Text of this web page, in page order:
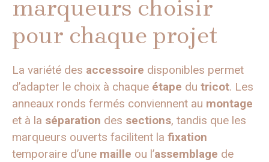
marqueurs choisir
pour chaque projet
La variété des accessoire disponibles permet
d’adapter le choix à chaque étape du tricot. Les
anneaux ronds fermés conviennent au montage
et à la séparation des sections, tandis que les
marqueurs ouverts facilitent la fixation
temporaire d’une maille ou l’assemblage de